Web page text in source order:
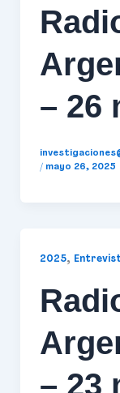
– 26
/ mayo 26, 2025
2025,
– 23